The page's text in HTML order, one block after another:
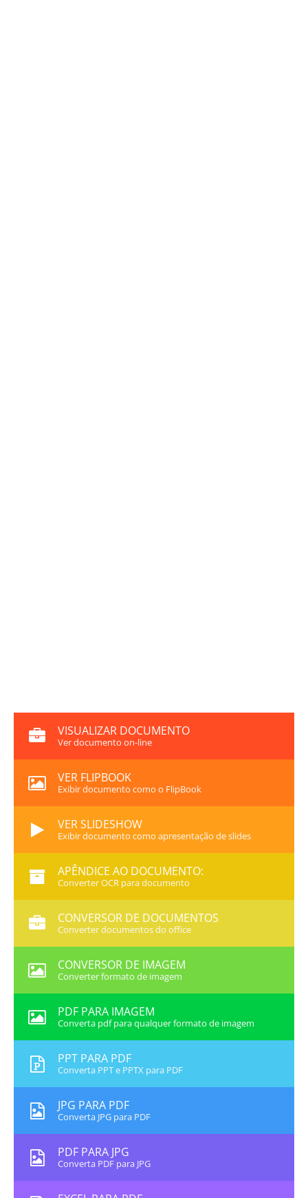
VISUALIZAR DOCUMENTO
Ver documento on-line
VER FLIPBOOK
Exibir documento como o FlipBook
VER SLIDESHOW
Exibir documento como apresentação de slides
APÊNDICE AO DOCUMENTO:
Converter OCR para documento
CONVERSOR DE DOCUMENTOS
Converter documentos do office
CONVERSOR DE IMAGEM
Converter formato de imagem
PDF PARA IMAGEM
Converta pdf para qualquer formato de imagem
PPT PARA PDF
Converta PPT e PPTX para PDF
JPG PARA PDF
Converta JPG para PDF
PDF PARA JPG
Converta PDF para JPG